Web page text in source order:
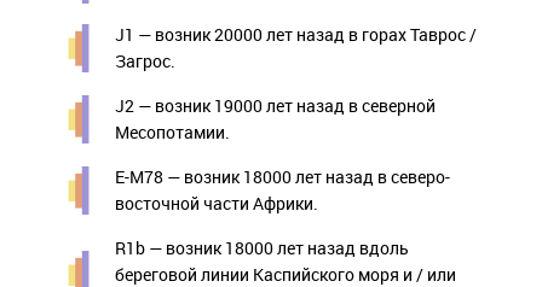
J1 — возник 20000 лет назад в горах Таврос /
Загрос.
J2 — возник 19000 лет назад в северной
Месопотамии.
E-M78 — возник 18000 лет назад в северо-
восточной части Африки.
R1b — возник 18000 лет назад вдоль
береговой линии Каспийского моря и / или